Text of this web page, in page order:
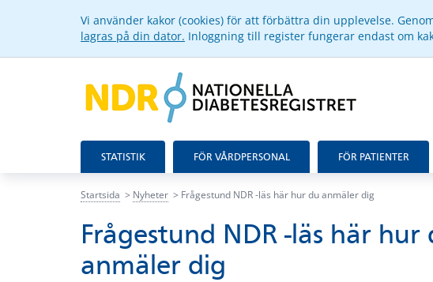
Vi använder kakor (cookies) för att förbättra din upplevelse.
lagras på din dator. Inloggning till register fungerar endast om
STATISTIK FÖR VÅRDPERSONAL FÖR PATIENTER
Startsida Nyheter Frågestund NDR -läs här hur du anmäler dig
Frågestund NDR -läs här hur
anmäler dig